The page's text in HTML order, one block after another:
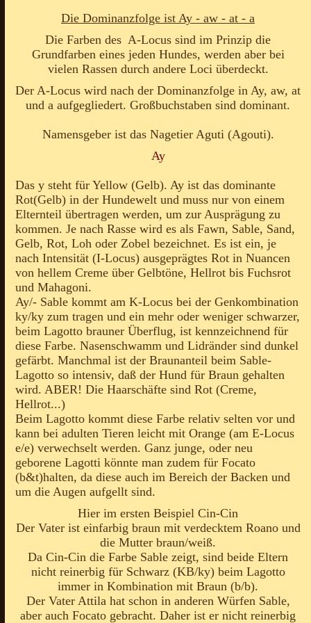
Die Dominanzfolge ist Ay - aw - at - a
Die Farben des A-Locus sind im Prinzip die
Grundfarben eines jeden Hundes, werden aber bei
vielen Rassen durch andere Loci überdeckt.
Der A-Locus wird nach der Dominanzfolge in Ay, aw, at
und a aufgegliedert. Großbuchstaben sind dominant.
Namensgeber ist das Nagetier Aguti (Agouti).
Ay
Das y steht für Yellow (Gelb). Ay ist das dominante
Rot(Gelb) in der Hundewelt und muss nur von einem
Elternteil übertragen werden, um zur Ausprägung zu
kommen. Je nach Rasse wird es als Fawn, Sable, Sand,
Gelb, Rot, Loh oder Zobel bezeichnet. Es ist ein, je
nach Intensität (I-Locus) ausgeprägtes Rot in Nuancen
von hellem Creme über Gelbtöne, Hellrot bis Fuchsrot
und Mahagoni.
Ay/- Sable kommt am K-Locus bei der Genkombination
ky/ky zum tragen und ein mehr oder weniger schwarzer,
beim Lagotto brauner Überflug, ist kennzeichnend für
diese Farbe. Nasenschwamm und Lidränder sind dunkel
gefärbt. Manchmal ist der Braunanteil beim Sable-
Lagotto so intensiv, daß der Hund für Braun gehalten
wird. ABER! Die Haarschäfte sind Rot (Creme,
Hellrot...)
Beim Lagotto kommt diese Farbe relativ selten vor und
kann bei adulten Tieren leicht mit Orange (am E-Locus
e/e) verwechselt werden. Ganz junge, oder neu
geborene Lagotti könnte man zudem für Focato
(b&t)halten, da diese auch im Bereich der Backen und
um die Augen aufgellt sind.
Hier im ersten Beispiel Cin-Cin
Der Vater ist einfarbig braun mit verdecktem Roano und
die Mutter braun/weiß.
Da Cin-Cin die Farbe Sable zeigt, sind beide Eltern
nicht reinerbig für Schwarz (KB/ky) beim Lagotto
immer in Kombination mit Braun (b/b).
Der Vater Attila hat schon in anderen Würfen Sable,
aber auch Focato gebracht. Daher ist er nicht reinerbig